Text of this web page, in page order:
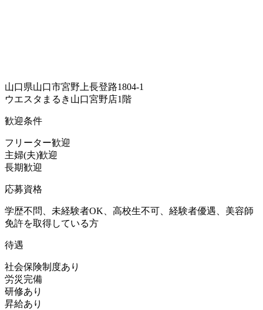
山口県山口市宮野上長登路1804-1
ウエスタまるき山口宮野店1階
歓迎条件
フリーター歓迎
主婦(夫)歓迎
長期歓迎
応募資格
学歴不問、未経験者OK、高校生不可、経験者優遇、美容師
免許を取得している方
待遇
社会保険制度あり
労災完備
研修あり
昇給あり